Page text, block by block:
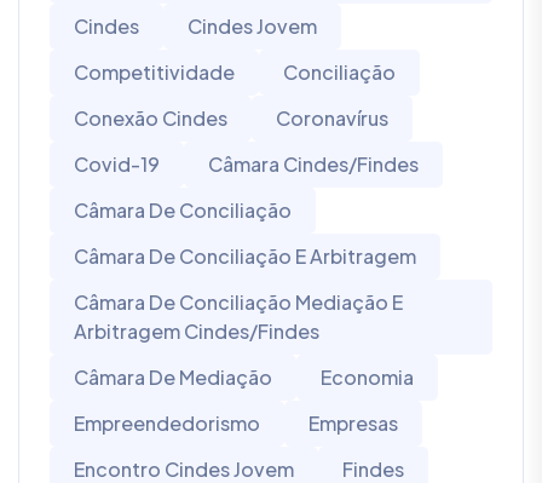
Cindes
Cindes Jovem
Competitividade
Conciliação
Conexão Cindes
Coronavírus
Covid-19
Câmara Cindes/Findes
Câmara De Conciliação
Câmara De Conciliação E Arbitragem
Câmara De Conciliação Mediação E
Arbitragem Cindes/Findes
Câmara De Mediação
Economia
Empreendedorismo
Empresas
Encontro Cindes Jovem
Findes